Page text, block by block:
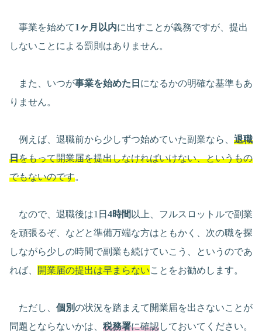
事業を始めて1ヶ月以内に出すことが義務ですが、提出
しないことによる罰則はありません。
また、いつが事業を始めた日 になるかの明確な基準もあ
りません。
例えば、退職前から少しずつ始めていた副業なら、 退職
日をもって開業届を提出しなければいけない、というもの
でもないのです。
なので、退職後は1日 4時間 以上、フルスロットルで副業
を頑張るぞ、などと準備万端な方はともかく、次の職を探
しながら少しの時間で副業も続けていこう、というのであ
れば、
開業届の提出は早まらないことをお勧めします。
ただし、 個別の状況を踏まえて開業届を出さないことが
問題とならないかは、 税務署に確認しておいてください。